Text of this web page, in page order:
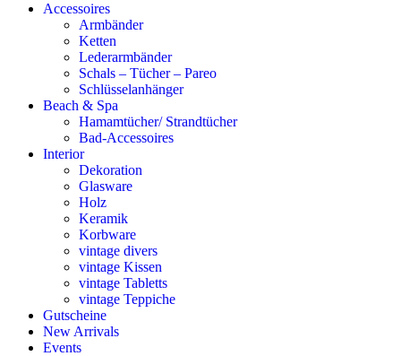
Accessoires
Armbänder
Ketten
Lederarmbänder
Schals – Tücher – Pareo
Schlüsselanhänger
Beach & Spa
Hamamtücher/ Strandtücher
Bad-Accessoires
Interior
Dekoration
Glasware
Holz
Keramik
Korbware
vintage divers
vintage Kissen
vintage Tabletts
vintage Teppiche
Gutscheine
New Arrivals
Events